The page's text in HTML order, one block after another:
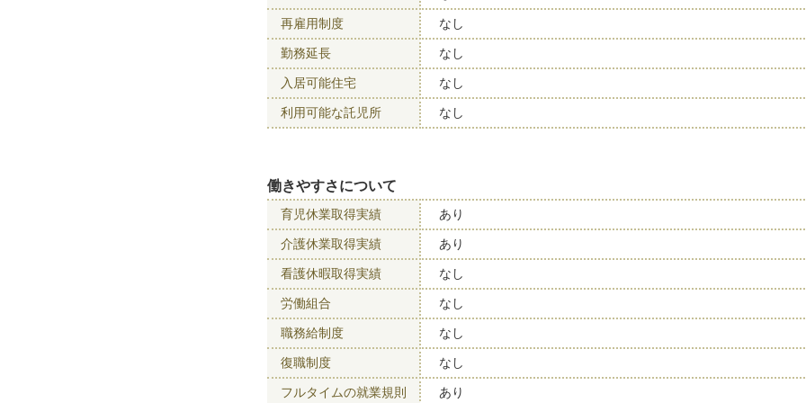
再雇用制度 なし
勤務延長 なし
入居可能住宅 なし
利用可能な託児所 なし
働きやすさについて
育児休業取得実績 あり
介護休業取得実績 あり
看護休暇取得実績 なし
労働組合 なし
職務給制度 なし
復職制度 なし
フルタイムの就業規則 あり